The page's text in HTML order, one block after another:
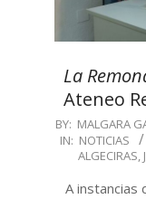
La
Ateneo
2024-
04-
BY: MALGARA
IN: NOTICIAS
ALGECIRAS,
A instancias